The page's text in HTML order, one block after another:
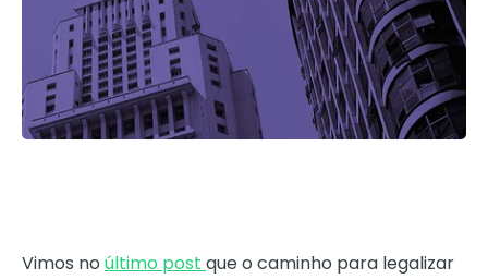
Vimos no último post que o caminho para legalizar